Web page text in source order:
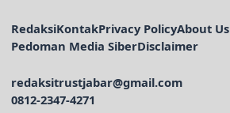
RedaksiKontakPrivacy PolicyAbout Us
Pedoman Media SiberDisclaimer
redaksitrustjabar@gmail.com
0812-2347-4271